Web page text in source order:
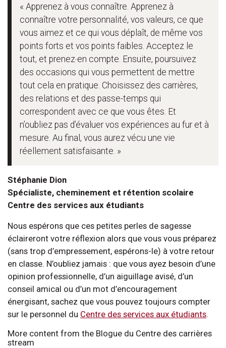
« Apprenez à vous connaître. Apprenez à
connaître votre personnalité, vos valeurs, ce que
vous aimez et ce qui vous déplaît, de même vos
points forts et vos points faibles. Acceptez le
tout, et prenez‑en compte. Ensuite, poursuivez
des occasions qui vous permettent de mettre
tout cela en pratique. Choisissez des carrières,
des relations et des passe-temps qui
correspondent avec ce que vous êtes. Et
n’oubliez pas d’évaluer vos expériences au fur et à
mesure. Au final, vous aurez vécu une vie
réellement satisfaisante. »
Stéphanie Dion
Spécialiste, cheminement et rétention scolaire
Centre des services aux étudiants
Nous espérons que ces petites perles de sagesse
éclaireront votre réflexion alors que vous vous préparez
(sans trop d’empressement, espérons-le) à votre retour
en classe. N’oubliez jamais : que vous ayez besoin d’une
opinion professionnelle, d’un aiguillage avisé, d’un
conseil amical ou d’un mot d’encouragement
énergisant, sachez que vous pouvez toujours compter
sur le personnel du Centre des services aux étudiants.
More content from the Blogue du Centre des carrières
stream